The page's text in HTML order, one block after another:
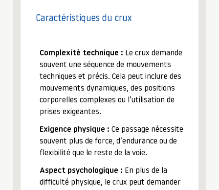
Caractéristiques du crux
Complexité technique : Le crux demande
souvent une séquence de mouvements
techniques et précis. Cela peut inclure des
mouvements dynamiques, des positions
corporelles complexes ou l’utilisation de
prises exigeantes.
Exigence physique : Ce passage nécessite
souvent plus de force, d’endurance ou de
flexibilité que le reste de la voie.
Aspect psychologique : En plus de la
difficulté physique, le crux peut demander